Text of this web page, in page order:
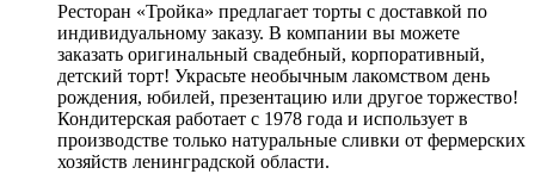
Ресторан «Тройка» предлагает торты с доставкой по
индивидуальному заказу. В компании вы можете
заказать оригинальный свадебный, корпоративный,
детский торт! Украсьте необычным лакомством день
рождения, юбилей, презентацию или другое торжество!
Кондитерская работает с 1978 года и использует в
производстве только натуральные сливки от фермерских
хозяйств ленинградской области.